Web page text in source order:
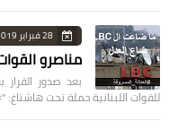
28 فبراير 2019
مناصرو
بعد صدور
للقوات اللبنانية حملة تحت هاشتاغ: